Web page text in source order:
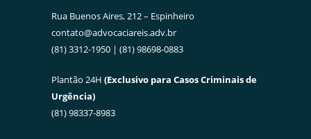
Rua Buenos Aires, 212 – Espinheiro
contato@advocaciareis.adv.br
(81) 3312-1950 | (81) 98698-0883
Plantão 24H (Exclusivo para Casos Criminais de
Urgência)
(81) 98337-8983